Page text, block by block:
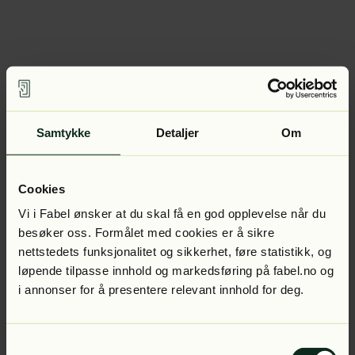
Samtykke Detaljer Om
Cookies
Vi i Fabel ønsker at du skal få en god opplevelse når du
besøker oss. Formålet med cookies er å sikre
nettstedets funksjonalitet og sikkerhet, føre statistikk, og
løpende tilpasse innhold og markedsføring på fabel.no og
i annonser for å presentere relevant innhold for deg.